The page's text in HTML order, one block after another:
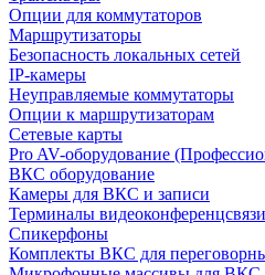
Опции для коммутаторов
Маршрутизаторы
Безопасность локальных сетей
IP-камеры
Неуправляемые коммутаторы
Опции к маршрутизаторам
Сетевые карты
Pro AV-оборудование
ВКС оборудование
Камеры для ВКС и записи
Терминалы
Спикерфоны
Комплекты ВКС для